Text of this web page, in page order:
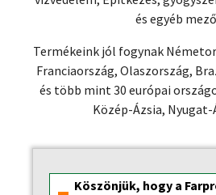
és egyéb
Termékeink jól fogynak
Franciaország, Olaszország,
és több mint 30 európai
Közép-Ázsia, Nyugat-
Köszönjük, hogy a